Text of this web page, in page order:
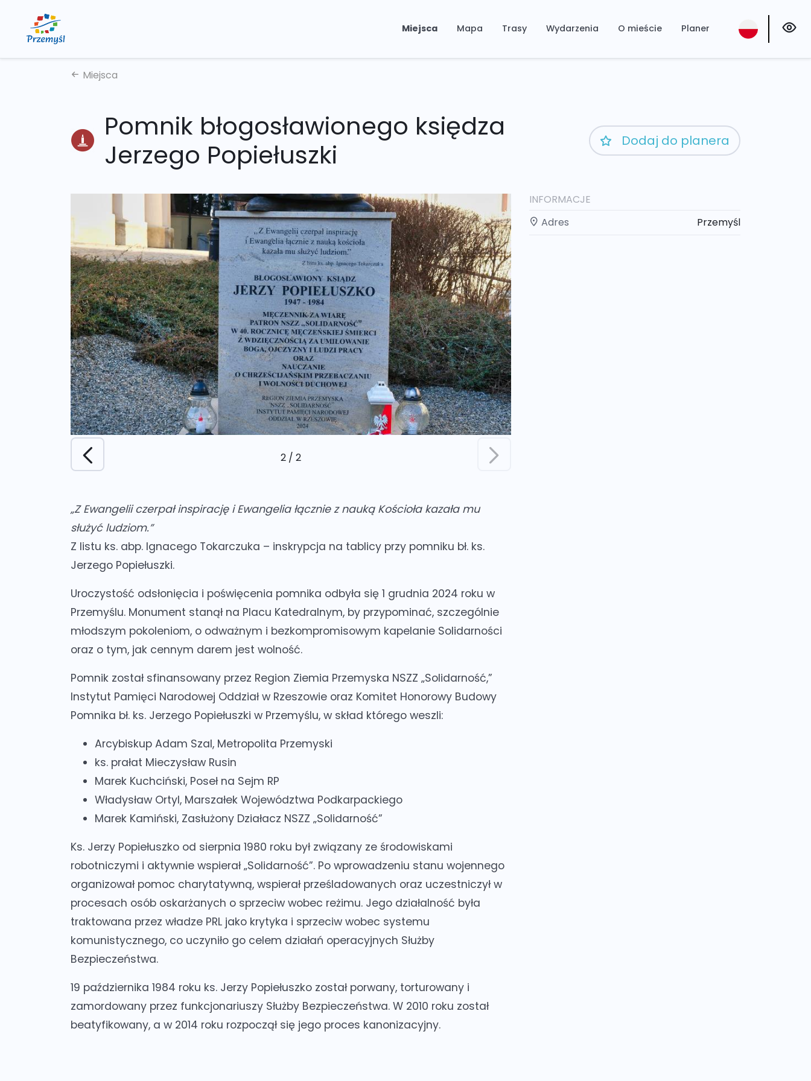
Miejsca Mapa Trasy Wydarzenia O mieście Planer
Miejsca
Pomnik błogosławionego księdza
Jerzego Popiełuszki
Dodaj do planera
2 / 2
„Z Ewangelii czerpał inspirację i Ewangelia łącznie z nauką Kościoła kazała mu
służyć ludziom.”
Z listu ks. abp. Ignacego Tokarczuka – inskrypcja na tablicy przy pomniku bł. ks.
Jerzego Popiełuszki.
Uroczystość odsłonięcia i poświęcenia pomnika odbyła się 1 grudnia 2024 roku w
Przemyślu. Monument stanął na Placu Katedralnym, by przypominać, szczególnie
młodszym pokoleniom, o odważnym i bezkompromisowym kapelanie Solidarności
oraz o tym, jak cennym darem jest wolność.
Pomnik został sfinansowany przez Region Ziemia Przemyska NSZZ „Solidarność,”
Instytut Pamięci Narodowej Oddział w Rzeszowie oraz Komitet Honorowy Budowy
Pomnika bł. ks. Jerzego Popiełuszki w Przemyślu, w skład którego weszli:
Arcybiskup Adam Szal, Metropolita Przemyski
ks. prałat Mieczysław Rusin
Marek Kuchciński, Poseł na Sejm RP
Władysław Ortyl, Marszałek Województwa Podkarpackiego
Marek Kamiński, Zasłużony Działacz NSZZ „Solidarność”
Ks. Jerzy Popiełuszko od sierpnia 1980 roku był związany ze środowiskami
robotniczymi i aktywnie wspierał „Solidarność”. Po wprowadzeniu stanu wojennego
organizował pomoc charytatywną, wspierał prześladowanych oraz uczestniczył w
procesach osób oskarżanych o sprzeciw wobec reżimu. Jego działalność była
traktowana przez władze PRL jako krytyka i sprzeciw wobec systemu
komunistycznego, co uczyniło go celem działań operacyjnych Służby
Bezpieczeństwa.
19 października 1984 roku ks. Jerzy Popiełuszko został porwany, torturowany i
zamordowany przez funkcjonariuszy Służby Bezpieczeństwa. W 2010 roku został
beatyfikowany, a w 2014 roku rozpoczął się jego proces kanonizacyjny.
INFORMACJE
Adres
Przemyśl